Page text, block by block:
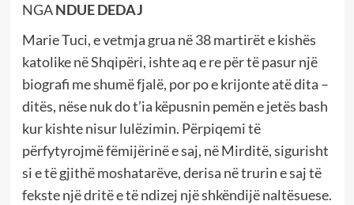
NGANDUE DEDAJ
Marie Tuci, e vetmja grua në 38 martirët e kishës
katolike në Shqipëri, ishte aq e re për të pasur një
biografi me shumë fjalë, por po e krijonte atë dita –
ditës, nëse nuk do t’ia këpusnin pemën e jetës bash
kur kishte nisur lulëzimin. Përpiqemi të
përfytyrojmë fëmijërinë e saj, në Mirditë, sigurisht
si e të gjithë moshatarëve, derisa në trurin e saj të
fekste një dritë e të ndizej një shkëndijë naltësuese.